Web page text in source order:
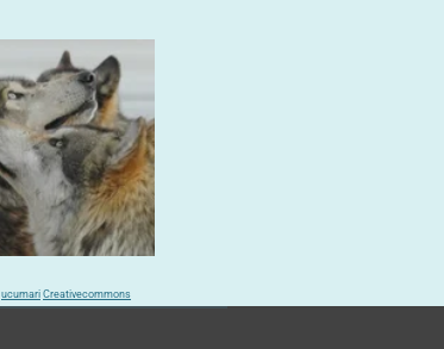
ucumari Creativecommons